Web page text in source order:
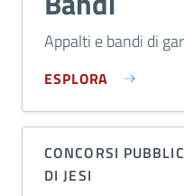
Appalti e bandi di
ESPLORA
CONCORSI
DI JESI